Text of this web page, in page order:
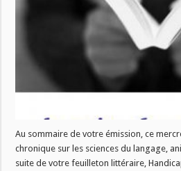
Au sommaire de votre émission, ce
chronique sur les sciences du langage,
suite de votre feuilleton littéraire,